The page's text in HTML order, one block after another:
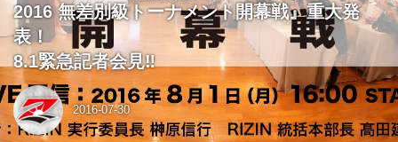
2016 無差別級トーナメント開幕戦』重大発
表！
8.1緊急記者会見‼︎
2016-07-30